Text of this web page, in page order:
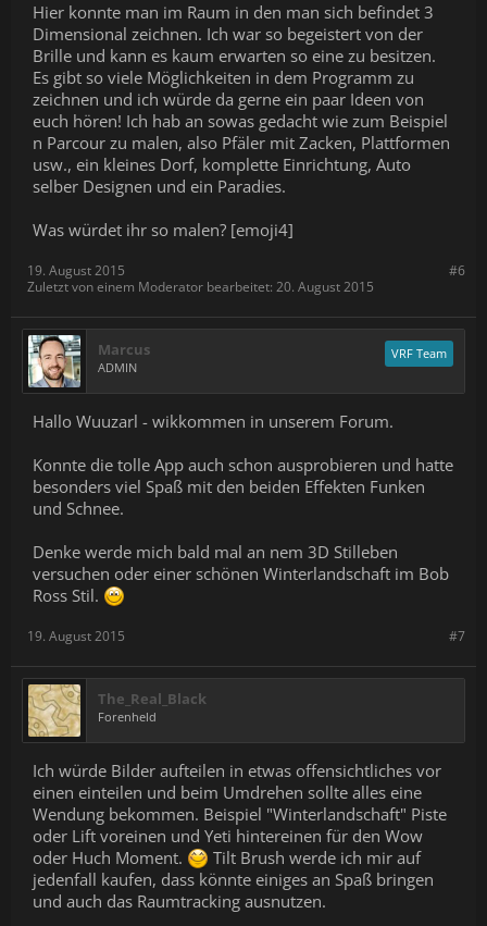
Hier konnte man im Raum in den man sich befindet 3
Dimensional zeichnen. Ich war so begeistert von der
Brille und kann es kaum erwarten so eine zu besitzen.
Es gibt so viele Möglichkeiten in dem Programm zu
zeichnen und ich würde da gerne ein paar Ideen von
euch hören! Ich hab an sowas gedacht wie zum Beispiel
n Parcour zu malen, also Pfäler mit Zacken, Plattformen
usw., ein kleines Dorf, komplette Einrichtung, Auto
selber Designen und ein Paradies.
Was würdet ihr so malen? [emoji4]
#6
19. August 2015
Zuletzt von einem Moderator bearbeitet: 20. August 2015
Marcus
ADMIN
VRF Team
Hallo Wuuzarl - wikkommen in unserem Forum.
Konnte die tolle App auch schon ausprobieren und hatte
besonders viel Spaß mit den beiden Effekten Funken
und Schnee.
Denke werde mich bald mal an nem 3D Stilleben
versuchen oder einer schönen Winterlandschaft im Bob
Ross Stil.
#7
19. August 2015
The_Real_Black
Forenheld
Ich würde Bilder aufteilen in etwas offensichtliches vor
einen einteilen und beim Umdrehen sollte alles eine
Wendung bekommen. Beispiel "Winterlandschaft" Piste
oder Lift voreinen und Yeti hintereinen für den Wow
oder Huch Moment.
Tilt Brush werde ich mir auf
jedenfall kaufen, dass könnte einiges an Spaß bringen
und auch das Raumtracking ausnutzen.